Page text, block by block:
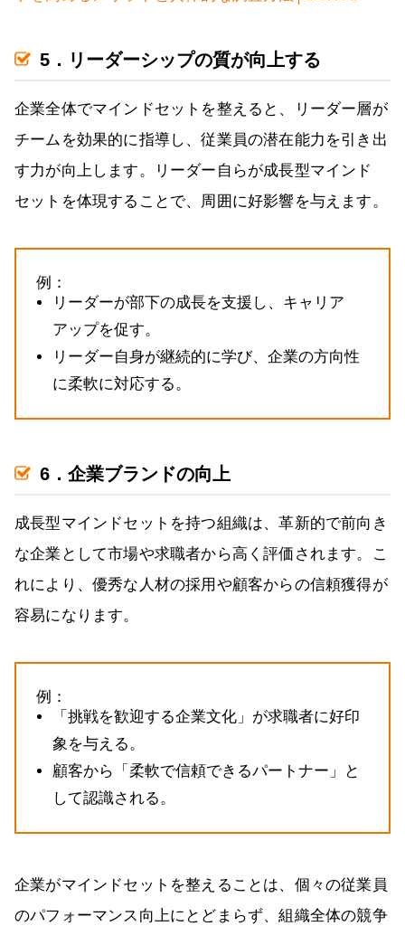
5．リーダーシップの質が向上する
企業全体でマインドセットを整えると、リーダー層が
チームを効果的に指導し、従業員の潜在能力を引き出
す力が向上します。リーダー自らが成長型マインド
セットを体現することで、周囲に好影響を与えます。
例：
リーダーが部下の成長を支援し、キャリア
アップを促す。
リーダー自身が継続的に学び、企業の方向性
に柔軟に対応する。
6．企業ブランドの向上
成長型マインドセットを持つ組織は、革新的で前向き
な企業として市場や求職者から高く評価されます。こ
れにより、優秀な人材の採用や顧客からの信頼獲得が
容易になります。
例：
「挑戦を歓迎する企業文化」が求職者に好印
象を与える。
顧客から「柔軟で信頼できるパートナー」と
して認識される。
企業がマインドセットを整えることは、個々の従業員
のパフォーマンス向上にとどまらず、組織全体の競争